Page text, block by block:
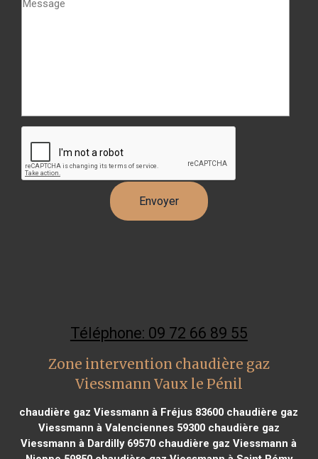
Téléphone: 09 72 66 89 55
Zone intervention chaudière gaz
Viessmann Vaux le Pénil
chaudière gaz Viessmann à Fréjus 83600 chaudière gaz
Viessmann à Valenciennes 59300chaudière gaz
Viessmann à Dardilly 69570 chaudière gaz Viessmann à